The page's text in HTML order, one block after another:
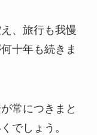
、旅行も我慢
十年も続きま
常につきまと
でしょう。